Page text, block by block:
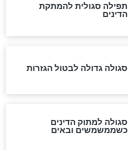
שנחשף
מוסקבה: כתב היד
של הרשב"ם התגלה
על כל השנים"